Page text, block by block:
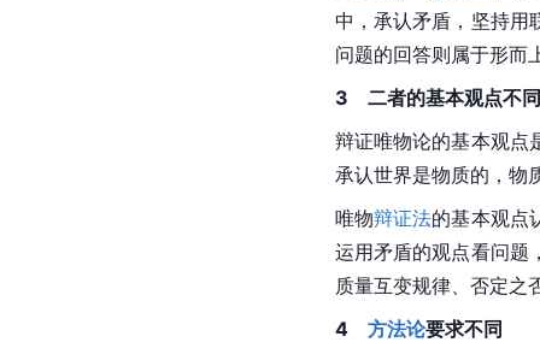
中，承认矛盾，坚持用
问题的回答则属于形而
3　二者的基本观点不同
辩证唯物论的基本观点
承认世界是物质的，物
唯物辩证法的基本观点
运用矛盾的观点看问题
质量互变规律、否定之
4 方法论要求不同